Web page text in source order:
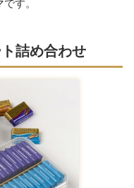
詰め合わせ